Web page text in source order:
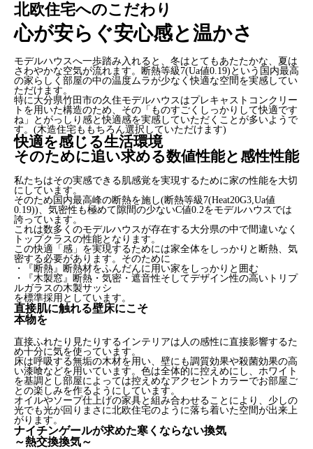
北欧住宅へのこだわり
心が安らぐ安心感と温かさ
モデルハウスへ一歩踏み入れると、冬はとてもあたたかな、夏は
さわやかな空気が流れます。断熱等級7(Ua値0.19)という国内最高
の家らしく部屋の中の温度ムラが少なく快適な空間を実感してい
ただけます。
特に大分県竹田市の久住モデルハウスはプレキャストコンクリー
トを用いた構造のため、その「ものすごくしっかりして快適です
ね」とがっしり感と快適感を実感していただくことが多いようで
す。(木造住宅ももちろん選択していただけます)
快適を感じる生活環境
そのために追い求める数値性能と感性性能
私たちはその実感できる肌感覚を実現するために家の性能を大切
にしています。
そのため国内最高峰の断熱を施し(断熱等級7(Heat20G3,Ua値
0.19))、気密性も極めて隙間の少ないC値0.2をモデルハウスでは
誇っています。
これは数多くのモデルハウスが存在する大分県の中で間違いなく
トップクラスの性能となります。
この快適「感」を実現するためには家全体をしっかりと断熱、気
密する必要があります。そのために
・『断熱』断熱材をふんだんに用い家をしっかりと囲む
・『木製窓』断熱・気密・遮音性そしてデザイン性の高いトリプ
ルガラスの木製サッシ
を標準採用としています。
直接肌に触れる壁床にこそ
本物を
直接ふれたり見たりするインテリアは人の感性に直接影響するた
め十分に気を使っています。
床は呼吸する無垢の木材を用い、壁にも調質効果や殺菌効果の高
い漆喰などを用いています。色は全体的に控えめにし、ホワイト
を基調とし部屋によっては控えめなアクセントカラーでお部屋ご
との楽しみを作るようにしています。
オイルやソープ仕上げの家具と組み合わせることにより、少しの
光でも光が回りまさに北欧住宅のように落ち着いた空間が出来上
がります。
ナイチンゲールが求めた寒くならない換気
～熱交換換気～